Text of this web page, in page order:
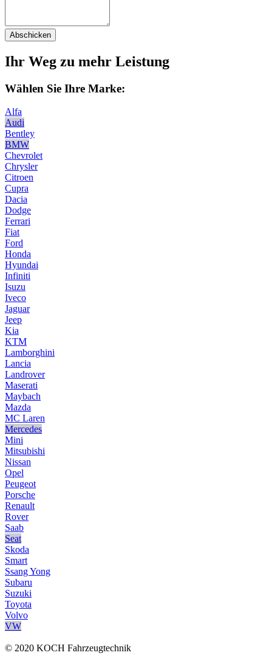
Abschicken
Ihr Weg zu mehr Leistung
Wählen Sie Ihre Marke:
Alfa
Audi
Bentley
BMW
Chevrolet
Chrysler
Citroen
Cupra
Dacia
Dodge
Ferrari
Fiat
Ford
Honda
Hyundai
Infiniti
Isuzu
Iveco
Jaguar
Jeep
Kia
KTM
Lamborghini
Lancia
Landrover
Maserati
Maybach
Mazda
MC Laren
Mercedes
Mini
Mitsubishi
Nissan
Opel
Peugeot
Porsche
Renault
Rover
Saab
Seat
Skoda
Smart
Ssang Yong
Subaru
Suzuki
Toyota
Volvo
VW
© 2020 KOCH Fahrzeugtechnik